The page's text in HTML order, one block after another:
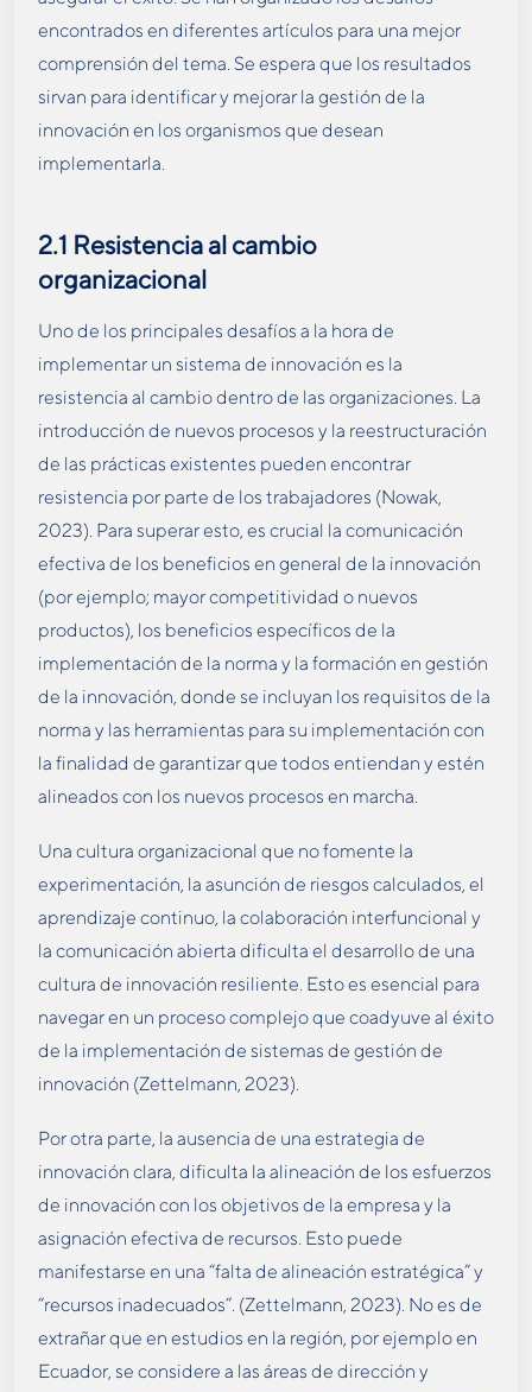
encontrados en diferentes artículos para una mejor
comprensión del tema. Se espera que los resultados
sirvan para identificar y mejorar la gestión de la
innovación en los organismos que desean
implementarla.
2.1 Resistencia al cambio
organizacional
Uno de los principales desafíos a la hora de
implementar un sistema de innovación es la
resistencia al cambio dentro de las organizaciones. La
introducción de nuevos procesos y la reestructuración
de las prácticas existentes pueden encontrar
resistencia por parte de los trabajadores (Nowak,
2023). Para superar esto, es crucial la comunicación
efectiva de los beneficios en general de la innovación
(por ejemplo; mayor competitividad o nuevos
productos), los beneficios específicos de la
implementación de la norma y la formación en gestión
de la innovación, donde se incluyan los requisitos de la
norma y las herramientas para su implementación con
la finalidad de garantizar que todos entiendan y estén
alineados con los nuevos procesos en marcha.
Una cultura organizacional que no fomente la
experimentación, la asunción de riesgos calculados, el
aprendizaje continuo, la colaboración interfuncional y
la comunicación abierta dificulta el desarrollo de una
cultura de innovación resiliente. Esto es esencial para
navegar en un proceso complejo que coadyuve al éxito
de la implementación de sistemas de gestión de
innovación (Zettelmann, 2023).
Por otra parte, la ausencia de una estrategia de
innovación clara, dificulta la alineación de los esfuerzos
de innovación con los objetivos de la empresa y la
asignación efectiva de recursos. Esto puede
manifestarse en una “falta de alineación estratégica” y
“recursos inadecuados”. (Zettelmann, 2023). No es de
extrañar que en estudios en la región, por ejemplo en
Ecuador, se considere a las áreas de dirección y